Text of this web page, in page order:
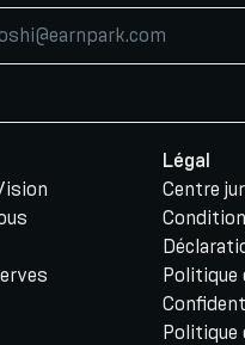
Légal
Centre
Politique
Politique